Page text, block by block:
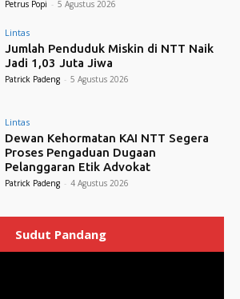
Petrus Popi - 5 Agustus 2026
Lintas
Jumlah Penduduk Miskin di NTT Naik
Jadi 1,03 Juta Jiwa
Patrick Padeng - 5 Agustus 2026
Lintas
Dewan Kehormatan KAI NTT Segera
Proses Pengaduan Dugaan
Pelanggaran Etik Advokat
Patrick Padeng - 4 Agustus 2026
Sudut Pandang